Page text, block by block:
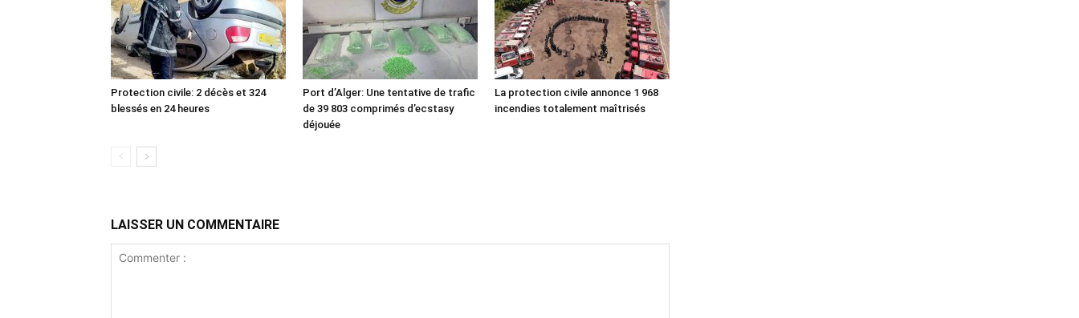
Protection civile: 2 décès et 324
blessés en 24 heures
Port d’Alger: Une tentative de trafic
de 39 803 comprimés d’ecstasy
déjouée
La protection civile annonce 1 968
incendies totalement maîtrisés
LAISSER UN COMMENTAIRE